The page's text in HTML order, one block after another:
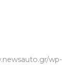
wp-